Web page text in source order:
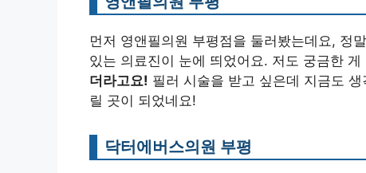
먼저 영앤필의원 부평점을 둘러봤는데요, 정
있는 의료진이 눈에 띄었어요. 저도 궁금한 게
더라고요! 필러 시술을 받고 싶은데 지금도
릴 곳이 되었네요!
닥터에버스의원 부평